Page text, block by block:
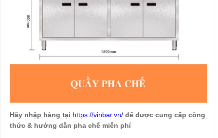
Hãy nhập hàng tại https://vinbar.vn/để được cung cấp công
thức & hướng dẫn pha chế miễn phí